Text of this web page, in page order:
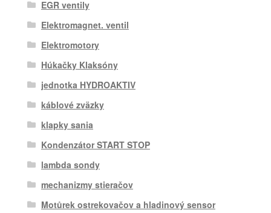
EGR ventily
Elektromagnet. ventil
Elektromotory
Húkačky Klaksóny
jednotka HYDROAKTIV
káblové zväzky
klapky sania
Kondenzátor START STOP
lambda sondy
mechanizmy stieračov
Motůrek ostrekovačov a hladinový sensor